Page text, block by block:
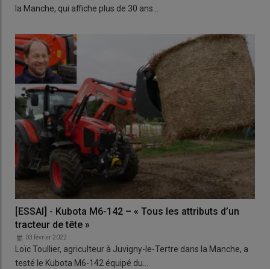
la Manche, qui affiche plus de 30 ans…
[ESSAI] - Kubota M6-142 – « Tous les attributs d’un
tracteur de tête »
03 février 2022
Loïc Toullier, agriculteur à Juvigny-le-Tertre dans la Manche, a
testé le Kubota M6-142 équipé du…